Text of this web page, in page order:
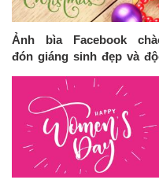
Ảnh bìa Facebook
đón giáng sinh đẹp và